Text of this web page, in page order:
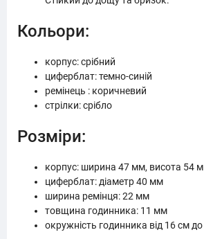
Кольори:
корпус: срібний
циферблат: темно-синій
ремінець : коричневий
стрілки: срібло
Розміри:
корпус: ширина 47 мм, висота 54
циферблат: діаметр 40 мм
ширина ремінця: 22 мм
товщина годинника: 11 мм
окружність годинника від 16 см